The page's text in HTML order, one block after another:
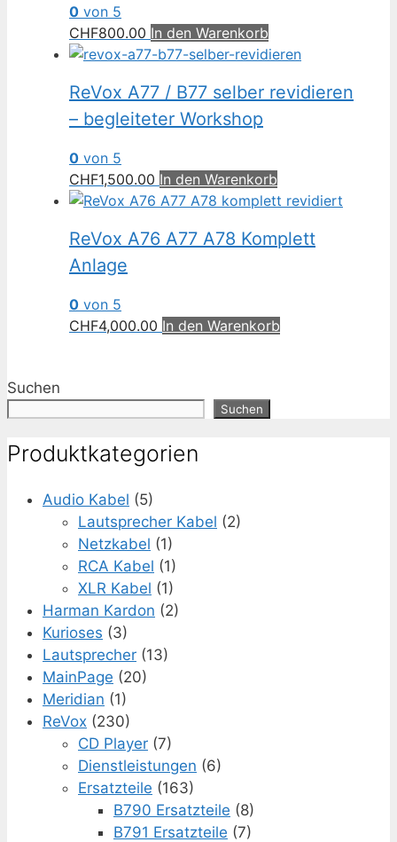
0 von 5
CHF800.00 In den Warenkorb
ReVox A77 / B77 selber revidieren
– begleiteter Workshop
0 von 5
CHF1,500.00 In den Warenkorb
ReVox A76 A77 A78 Komplett
Anlage
0 von 5
CHF4,000.00 In den Warenkorb
Suchen
Suchen
Produktkategorien
Audio Kabel (5)
Lautsprecher Kabel (2)
Netzkabel (1)
RCA Kabel (1)
XLR Kabel (1)
Harman Kardon (2)
Kurioses (3)
Lautsprecher (13)
MainPage (20)
Meridian (1)
ReVox (230)
CD Player (7)
Dienstleistungen (6)
Ersatzteile (163)
B790 Ersatzteile (8)
B791 Ersatzteile (7)